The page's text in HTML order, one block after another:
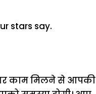
काम मिलने से आपकी